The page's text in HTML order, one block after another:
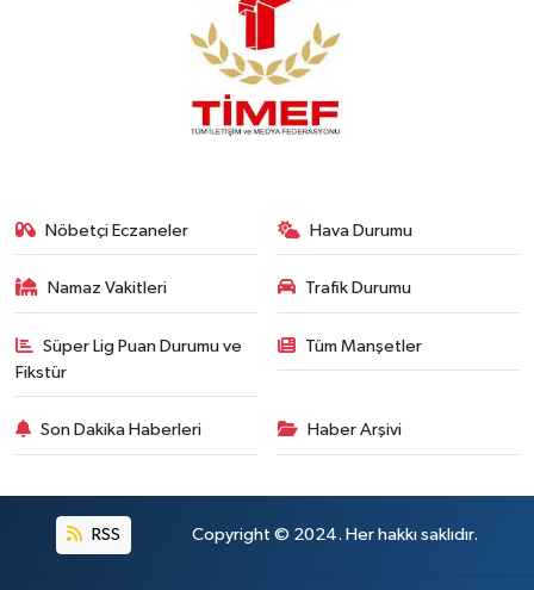
Nöbetçi Eczaneler Hava Durumu
Namaz Vakitleri Trafik Durumu
Süper Lig Puan Durumu ve
Fikstür
Tüm Manşetler
Son Dakika Haberleri Haber Arşivi
RSS Copyright © 2024. Her hakkı saklıdır.